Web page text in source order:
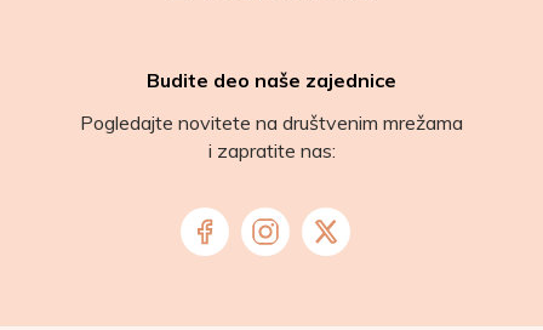
Budite deo naše zajednice
Pogledajte novitete na društvenim mrežama
i zapratite nas: